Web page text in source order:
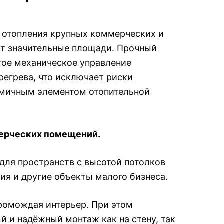
крупных коммерческих и
значительные площади. Прочный
механическое управление
что исключает риски
элементом отопительной
помещений.
пространств с высотой потолков
и другие объекты малого бизнеса.
интерьер. При этом
и надёжный монтаж как на стену, так